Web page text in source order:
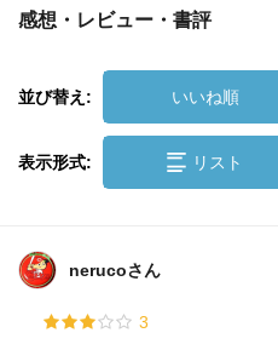
感想・レビュー・書評
並び替え: いいね順
表示形式: リスト
nerucoさん
3